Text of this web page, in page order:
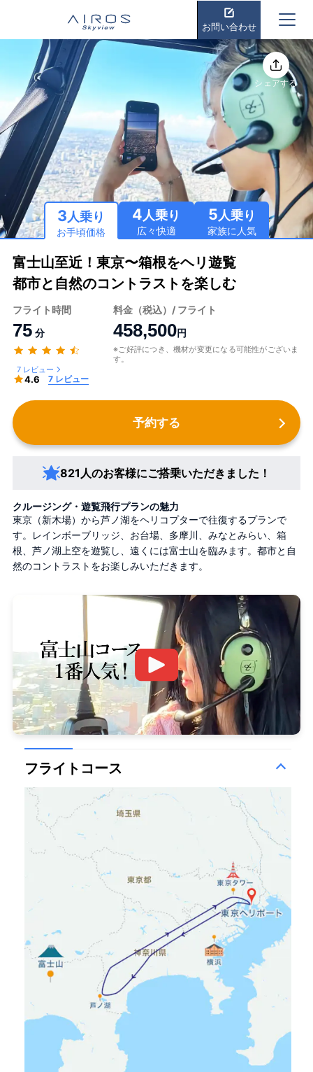
お問い合わせ
シェアする
3人乗り
お手頃価格
4人乗り
広々快適
5人乗り
家族に人気
富士山至近！東京〜箱根をヘリ遊覧
都市と自然のコントラストを楽しむ
フライト時間
75 分
7 レビュー
4.6 7 レビュー
料金（税込）/ フライト
458,500円
※ご好評につき、機材が変更になる可能性がございま
す。
予約する
821人のお客様にご搭乗いただきました！
クルージング・遊覧飛行プランの魅力
東京（新木場）から芦ノ湖をヘリコプターで往復するプランで
す。レインボーブリッジ、お台場、多摩川、みなとみらい、箱
根、芦ノ湖上空を遊覧し、遠くには富士山を臨みます。都市と自
然のコントラストをお楽しみいただきます。
フライトコース